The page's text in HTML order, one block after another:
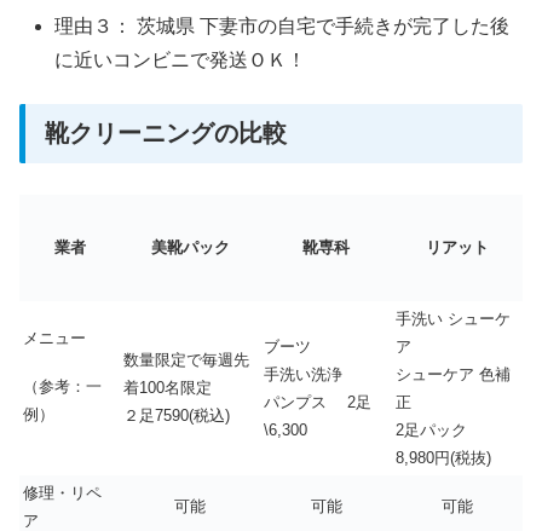
理由３： 茨城県 下妻市の自宅で手続きが完了した後
に近いコンビニで発送ＯＫ！
靴クリーニングの比較
業者 美靴パック 靴専科 リアット
メニュー
（参考：一
例）
数量限定で毎週先
着100名限定
２足7590(税込)
ブーツ
手洗い洗浄
パンプス 2足
\6,300
手洗い シューケ
ア
シューケア 色補
正
2足パック
8,980円(税抜)
修理・リペ
ア
可能 可能 可能